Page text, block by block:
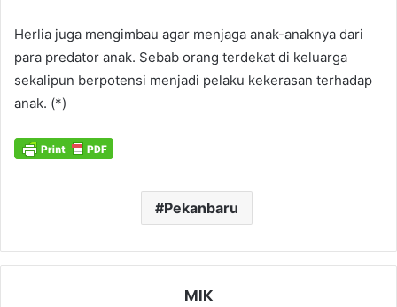
Herlia juga mengimbau agar menjaga anak-anaknya dari
para predator anak. Sebab orang terdekat di keluarga
sekalipun berpotensi menjadi pelaku kekerasan terhadap
anak. (*)
Pekanbaru
MIK